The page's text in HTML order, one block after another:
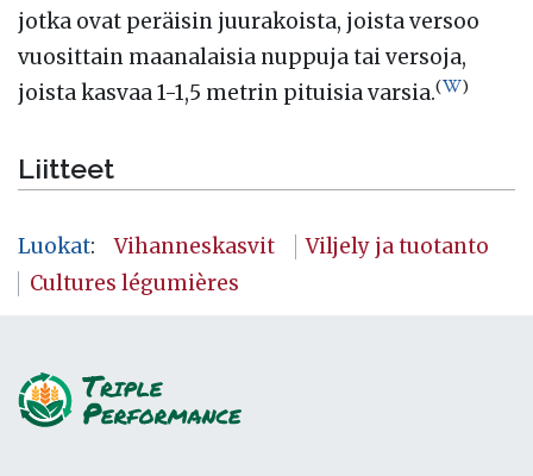
jotka ovat peräisin juurakoista, joista versoo
vuosittain maanalaisia nuppuja tai versoja,
joista kasvaa 1-1,5 metrin pituisia varsia.( )
Liitteet
Luokat: Vihanneskasvit
Viljely ja tuotanto
Cultures légumières